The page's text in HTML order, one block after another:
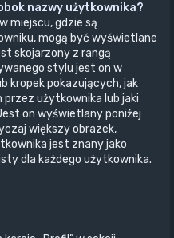
nazwy użytkownika?
miejscu, gdzie są
mogą być wyświetlane
skojarzony z rangą
stylu jest on w
kropek pokazujących, jak
użytkownika lub jaki
on wyświetlany poniżej
większy obrazek,
jest znany jako
dla każdego użytkownika.